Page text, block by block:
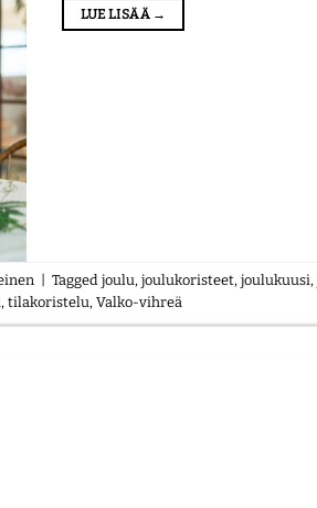
LUE LISÄÄ →
Tagged joulu, joulukoristeet, joulukuusi,
, tilakoristelu, Valko-vihreä